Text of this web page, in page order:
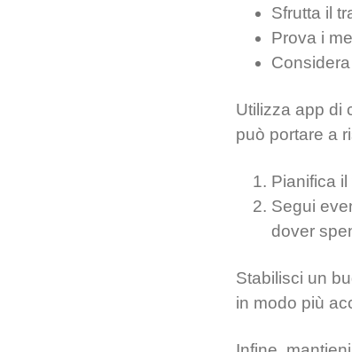
Sfrutta il
Prova i
Utilizza app di
può portare a
Pianifica
Segui
dover
Stabilisci un
in modo più